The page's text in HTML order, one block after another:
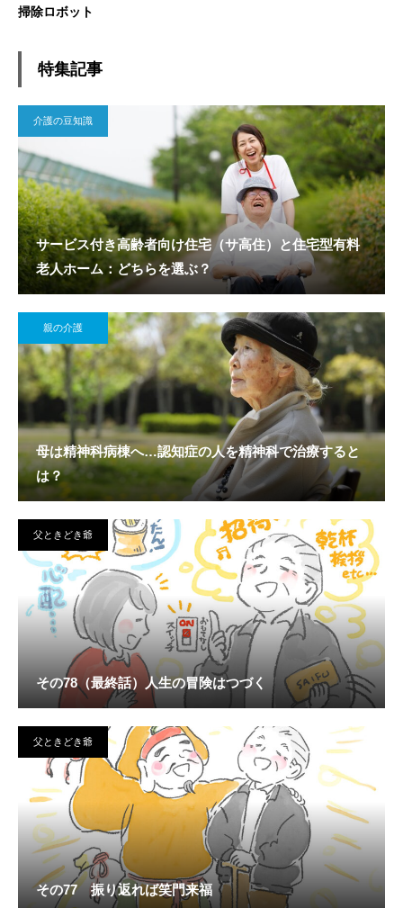
掃除ロボット
特集記事
介護の豆知識
サービス付き高齢者向け住宅（サ高住）と住宅型有料
老人ホーム：どちらを選ぶ？
親の介護
母は精神科病棟へ…認知症の人を精神科で治療すると
は？
父ときどき爺
その78（最終話）人生の冒険はつづく
父ときどき爺
その77 振り返れば笑門来福